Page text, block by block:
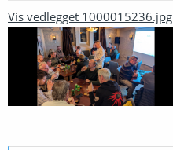
e
Vis vedlegget 1000015236.jpg